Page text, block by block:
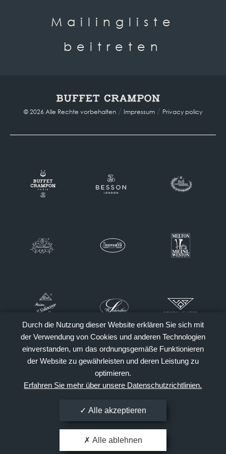
Mailingliste
beitreten
© 2026 Alle Rechte vorbehalten / Impressum / Privacy policy
Durch die Nutzung dieser Website erklären Sie sich mit
der Verwendung von Cookies und anderen Technologien
einverstanden, um das ordnungsgemäße Funktionieren
der Website zu gewährleisten und deren Leistung zu
optimieren.
Erfahren Sie mehr über unsere Datenschutzrichtlinien.
Alle akzeptieren
Alle ablehnen